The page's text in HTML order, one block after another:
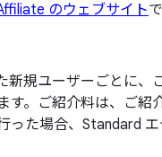
のウェブサイト
規ユーザーごとに
す。ご紹介料は、ご
った場合、Standard